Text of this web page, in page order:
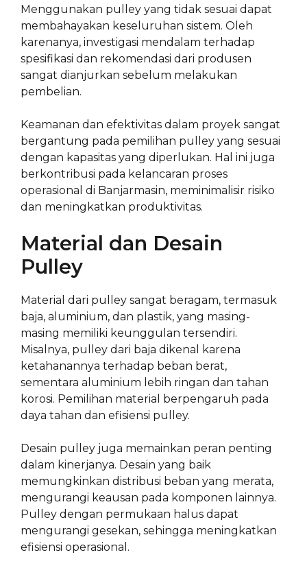
Menggunakan pulley yang tidak sesuai dapat
membahayakan keseluruhan sistem. Oleh
karenanya, investigasi mendalam terhadap
spesifikasi dan rekomendasi dari produsen
sangat dianjurkan sebelum melakukan
pembelian.
Keamanan dan efektivitas dalam proyek sangat
bergantung pada pemilihan pulley yang sesuai
dengan kapasitas yang diperlukan. Hal ini juga
berkontribusi pada kelancaran proses
operasional di Banjarmasin, meminimalisir risiko
dan meningkatkan produktivitas.
Material dan Desain
Pulley
Material dari pulley sangat beragam, termasuk
baja, aluminium, dan plastik, yang masing-
masing memiliki keunggulan tersendiri.
Misalnya, pulley dari baja dikenal karena
ketahanannya terhadap beban berat,
sementara aluminium lebih ringan dan tahan
korosi. Pemilihan material berpengaruh pada
daya tahan dan efisiensi pulley.
Desain pulley juga memainkan peran penting
dalam kinerjanya. Desain yang baik
memungkinkan distribusi beban yang merata,
mengurangi keausan pada komponen lainnya.
Pulley dengan permukaan halus dapat
mengurangi gesekan, sehingga meningkatkan
efisiensi operasional.